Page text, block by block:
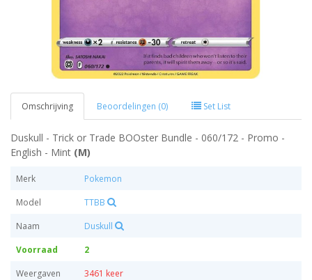
Omschrijving Beoordelingen (0) Set List
Duskull - Trick or Trade BOOster Bundle - 060/172 - Promo -
English - Mint (M)
Merk
Pokemon
Model
TTBB
Naam
Duskull
Voorraad
2
Weergaven
3461 keer